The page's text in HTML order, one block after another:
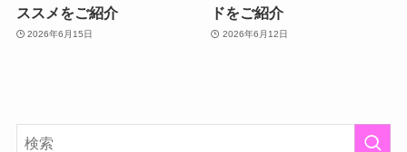
ススメをご紹介
2026年6月15日
ドをご紹介
2026年6月12日